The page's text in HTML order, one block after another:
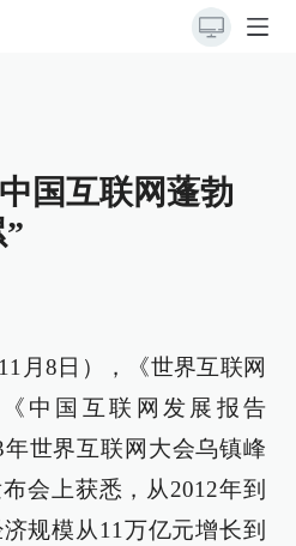
国互联网蓬勃
月8日），《世界互联网
中国互联网发展报告
年世界互联网大会乌镇峰
会上获悉，从2012年到
规模从11万亿元增长到